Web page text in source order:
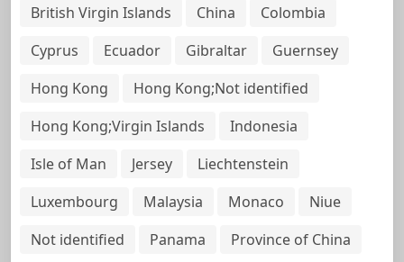
British Virgin Islands
China
Colombia
Cyprus
Ecuador Gibraltar
Guernsey
Hong Kong
Hong Kong;Not identified
Hong Kong;Virgin Islands
Indonesia
Isle of Man
Jersey
Liechtenstein
Luxembourg
Malaysia Monaco
Niue
Not identified
Panama
Province of China